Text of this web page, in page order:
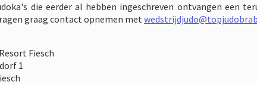
die eerder al hebben ingeschreven ontvangen een
graag contact opnemen met
Fiesch
1